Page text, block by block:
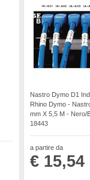
Nastro Dymo D1
Rhino Dymo -
mm X 5,5 M - Nero/
18443
a partire da
€ 15,54